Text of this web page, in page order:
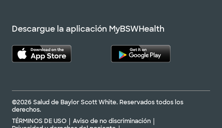
Descargue la aplicación MyBSWHealth
©2026 Salud de Baylor Scott White. Reservados todos los
derechos.
TÉRMINOS DE USO
Aviso de no discriminación